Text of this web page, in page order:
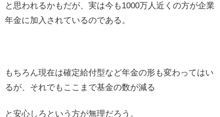
と思われるかもだが、実は今も1000万人近くの方が企業
年金に加入されているのである。
もちろん現在は確定給付型など年金の形も変わってはい
るが、それでもここまで基金の数が減る
と安心しろという方が無理だろう。